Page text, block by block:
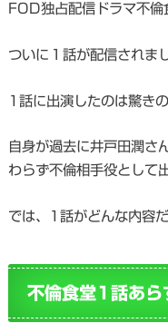
FOD独占配信ドラマ不倫
ついに１話が配信されま
1話に出演したのは驚き
自身が過去に井戸田潤さ
わらず不倫相手役として
では、1話がどんな内容
不倫食堂1話あら